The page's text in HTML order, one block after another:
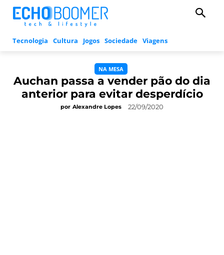
Tecnologia Cultura Jogos Sociedade Viagens
NA MESA
Auchan passa a vender pão do dia
anterior para evitar desperdício
por Alexandre Lopes 22/09/2020